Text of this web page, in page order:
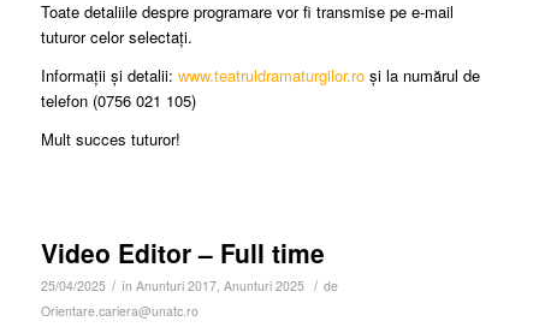
Toate detaliile despre programare vor fi transmise pe e-mail
tuturor celor selectați.
Informații și detalii: www.teatruldramaturgilor.roși la numărul de
telefon (0756 021 105)
Mult succes tuturor!
Video Editor – Full time
25/04/2025 / în Anunturi 2017, Anunturi 2025 / de
Orientare.cariera@unatc.ro